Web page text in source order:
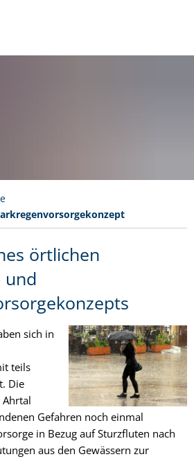
örtlichen
und
sich in
teils
Die
Gefahren noch einmal
in Bezug auf Sturzfluten nach
aus den Gewässern zur